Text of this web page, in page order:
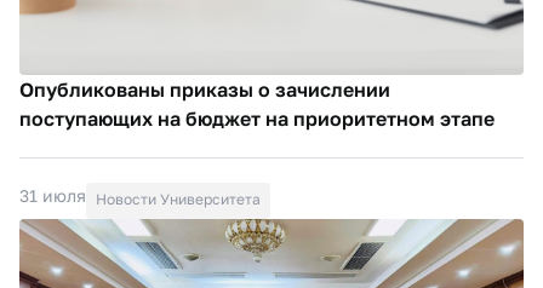
Опубликованы приказы о зачислении
поступающих на бюджет на приоритетном этапе
31 июля Новости Университета